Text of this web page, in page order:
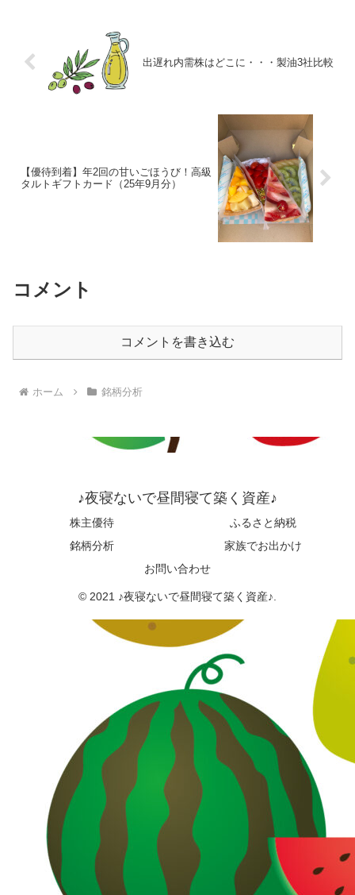
出遅れ内需株はどこに・・・製油3社比較
【優待到着】年2回の甘いごほうび！高級
タルトギフトカード（25年9月分）
コメント
コメントを書き込む
ホーム 銘柄分析
♪夜寝ないで昼間寝て築く資産♪
株主優待
ふるさと納税
銘柄分析
家族でお出かけ
お問い合わせ
© 2021 ♪夜寝ないで昼間寝て築く資産♪.